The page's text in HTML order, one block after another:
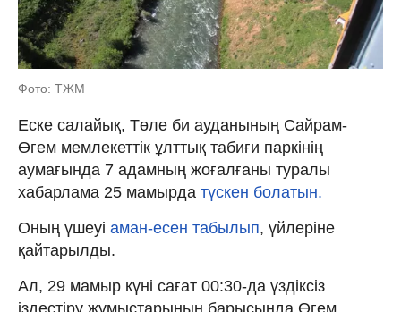
Фото: ТЖМ
Еске салайық, Төле би ауданының Сайрам-
Өгем мемлекеттік ұлттық табиғи паркінің
аумағында 7 адамның жоғалғаны туралы
хабарлама 25 мамырда түскен болатын.
Оның үшеуі аман-есен табылып, үйлеріне
қайтарылды.
Ал, 29 мамыр күні сағат 00:30-да үздіксіз